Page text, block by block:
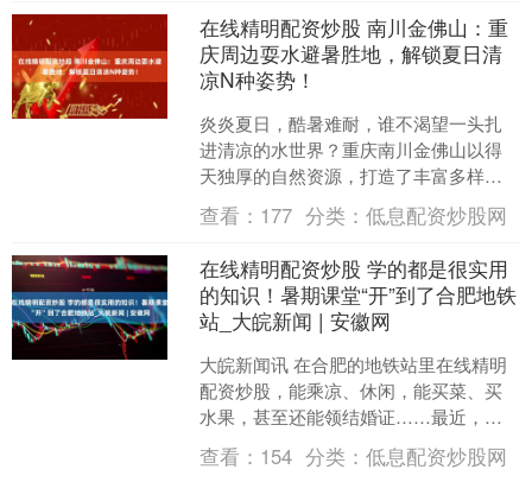
在线精明配资炒股 南川金佛山：重
庆周边耍水避暑胜地，解锁夏日清
凉N种姿势！
炎炎夏日，酷暑难耐，谁不渴望一头扎
进清凉的水世界？重庆南川金佛山以得
天独厚的自然资源，打造了丰富多样的
玩水体验，从刺激的峡谷漂流到悠闲的
温泉养生，从亲子戏水到极....
查看： 177 分类：低息配资炒股网
在线精明配资炒股 学的都是很实用
的知识！暑期课堂“开”到了合肥地铁
站_大皖新闻 | 安徽网
大皖新闻讯 在合肥的地铁站里在线精明
配资炒股，能乘凉、休闲，能买菜、买
水果，甚至还能领结婚证……最近，面
向孩子们的暑期课堂也“开”到了地铁站，
8月6日下午，大皖....
查看： 154 分类：低息配资炒股网